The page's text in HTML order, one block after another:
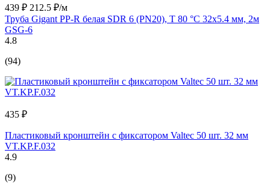
439 ₽ 212.5 ₽/м
Труба Gigant PP-R белая SDR 6 (PN20), T 80 °С 32x5.4 мм, 2м
GSG-6
4.8
(94)
435 ₽
Пластиковый кронштейн c фиксатором Valtec 50 шт. 32 мм
VT.KP.F.032
4.9
(9)